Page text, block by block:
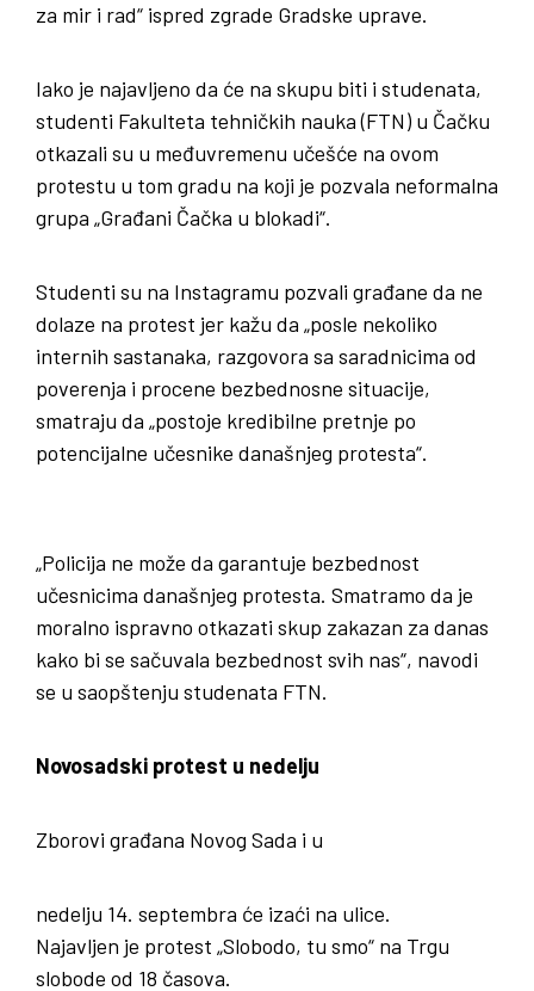
za mir i rad“ ispred zgrade Gradske uprave.
Iako je najavljeno da će na skupu biti i studenata,
studenti Fakulteta tehničkih nauka (FTN) u Čačku
otkazali su u međuvremenu učešće na ovom
protestu u tom gradu na koji je pozvala neformalna
grupa „Građani Čačka u blokadi“.
Studenti su na Instagramu pozvali građane da ne
dolaze na protest jer kažu da „posle nekoliko
internih sastanaka, razgovora sa saradnicima od
poverenja i procene bezbednosne situacije,
smatraju da „postoje kredibilne pretnje po
potencijalne učesnike današnjeg protesta“.
„Policija ne može da garantuje bezbednost
učesnicima današnjeg protesta. Smatramo da je
moralno ispravno otkazati skup zakazan za danas
kako bi se sačuvala bezbednost svih nas“, navodi
se u saopštenju studenata FTN.
Novosadski protest u nedelju
Zborovi građana Novog Sada i u
nedelju 14. septembra će izaći na ulice.
Najavljen je protest „Slobodo, tu smo“ na Trgu
slobode od 18 časova.